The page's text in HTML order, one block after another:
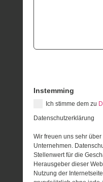
Instemming
Ich stimme dem zu
Datenschutzerklärung
Wir freuen uns sehr
Unternehmen.
Stellenwert für die
Herausgeber dieser
Nutzung der